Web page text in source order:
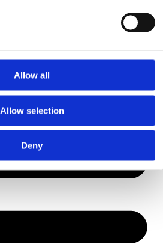
Allow all
Allow selection
Deny